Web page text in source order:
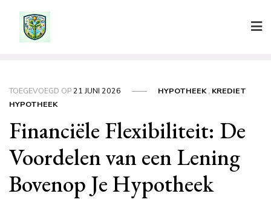
TOEGEVOEGD OP21 JUNI 2026 HYPOTHEEK, KREDIET
HYPOTHEEK
Financiële Flexibiliteit: De
Voordelen van een Lening
Bovenop Je Hypotheek